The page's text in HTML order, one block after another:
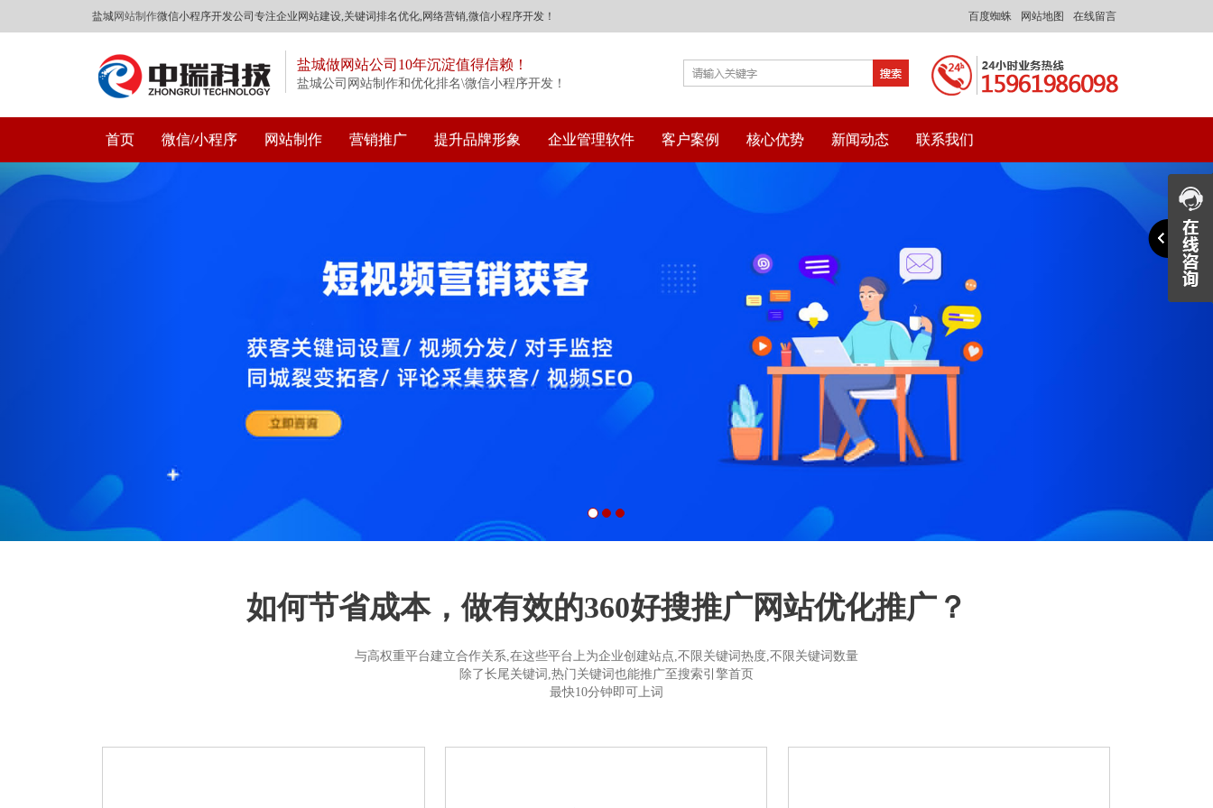
盐城网站制作微信小程序开发公司专注企业网站建设,关键词排名优化,网络营销,微信小程序开发！ 在线留言
网站地图
百度蜘蛛
盐城做网站公司10年沉淀值得信赖！
盐城公司网站制作和优化排名\微信小程序开发！
首页 微信/小程序 网站制作 营销推广 提升品牌形象 企业管理软件 客户案例 核心优势 新闻动态 联系我们
Previous
如何节省成本，做有效的360好搜推广网站优化推广？
与高权重平台建立合作关系,在这些平台上为企业创建站点,不限关键词热度,不限关键词数量
除了长尾关键词,热门关键词也能推广至搜索引擎首页
最快10分钟即可上词